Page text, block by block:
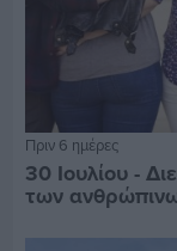
Πριν 6 ημέρες
30 Ιουλίου -
των